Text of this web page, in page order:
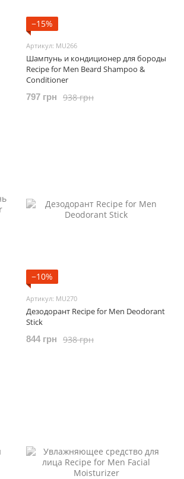
−15%
Артикул: MU266
Шампунь и кондиционер для бороды
Recipe for Men Beard Shampoo &
Conditioner
938 грн
797 грн
−10%
Артикул: MU270
Дезодорант Recipe for Men Deodorant
Stick
938 грн
844 грн